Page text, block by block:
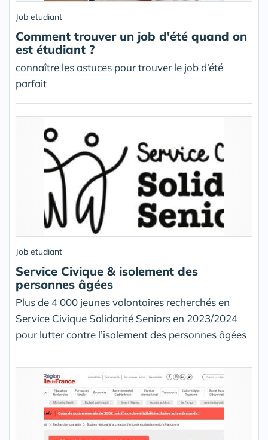
Job etudiant
Comment trouver un job d'été quand on
est étudiant ?
connaître les astuces pour trouver le job d’été
parfait
Job etudiant
Service Civique & isolement des
personnes âgées
Plus de 4 000 jeunes volontaires recherchés en
Service Civique Solidarité Seniors en 2023/2024
pour lutter contre l’isolement des personnes âgées